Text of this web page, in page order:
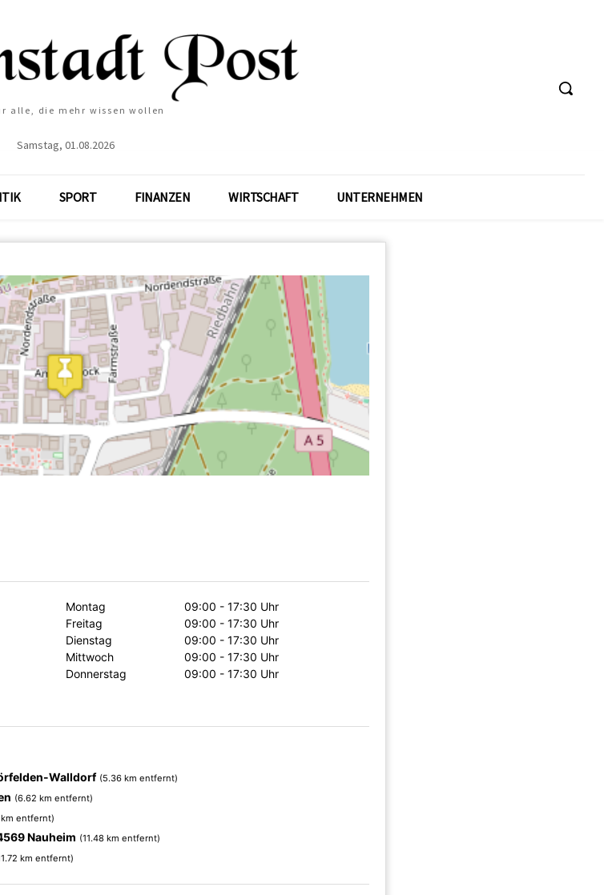
alle, die mehr wissen wollen
Samstag, 01.08.2026
SPORT FINANZEN WIRTSCHAFT UNTERNEHMEN
Montag
09:00 - 17:30 Uhr
Freitag
09:00 - 17:30 Uhr
Dienstag
09:00 - 17:30 Uhr
Mittwoch
09:00 - 17:30 Uhr
Donnerstag
09:00 - 17:30 Uhr
Walldorf (5.36 km entfernt)
(6.62 km entfernt)
km entfernt)
Nauheim (11.48 km entfernt)
km entfernt)